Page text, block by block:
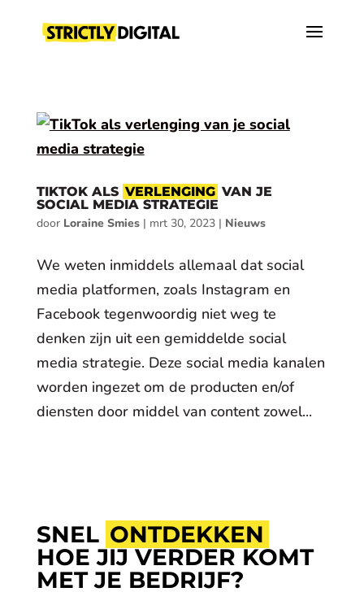
TIKTOK ALS VERLENGING VAN JE
SOCIAL MEDIA STRATEGIE
door Loraine Smies| mrt 30, 2023| Nieuws
We weten inmiddels allemaal dat social
media platformen, zoals Instagram en
Facebook tegenwoordig niet weg te
denken zijn uit een gemiddelde social
media strategie. Deze social media kanalen
worden ingezet om de producten en/of
diensten door middel van content zowel...
SNEL ONTDEKKEN
HOE JIJ VERDER KOMT
MET JE BEDRIJF?